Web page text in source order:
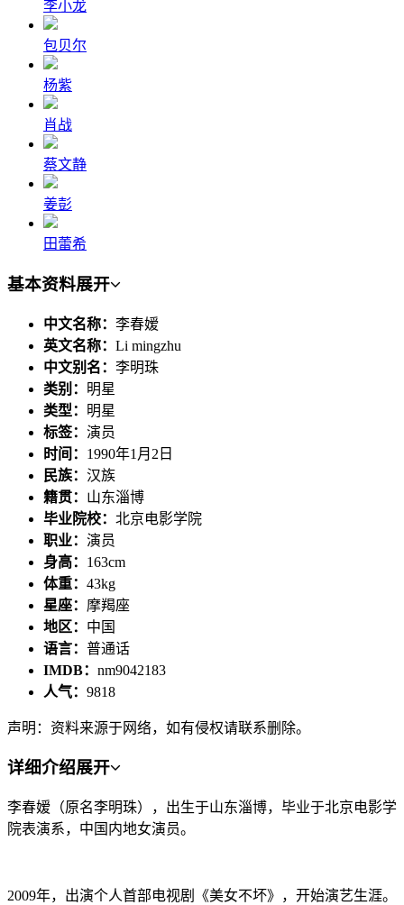
李小龙
包贝尔
杨紫
肖战
蔡文静
姜彭
田蕾希
基本资料展开
中文名称： 李春嫒
英文名称： Li mingzhu
中文别名： 李明珠
类别： 明星
类型： 明星
标签： 演员
时间： 1990年1月2日
民族： 汉族
籍贯： 山东淄博
毕业院校： 北京电影学院
职业： 演员
身高： 163cm
体重： 43kg
星座： 摩羯座
地区： 中国
语言： 普通话
IMDB： nm9042183
人气： 9818
声明：资料来源于网络，如有侵权请联系删除。
详细介绍展开
李春嫒（原名李明珠），出生于山东淄博，毕业于北京电影学
院表演系，中国内地女演员。
2009年，出演个人首部电视剧《美女不坏》，开始演艺生涯。